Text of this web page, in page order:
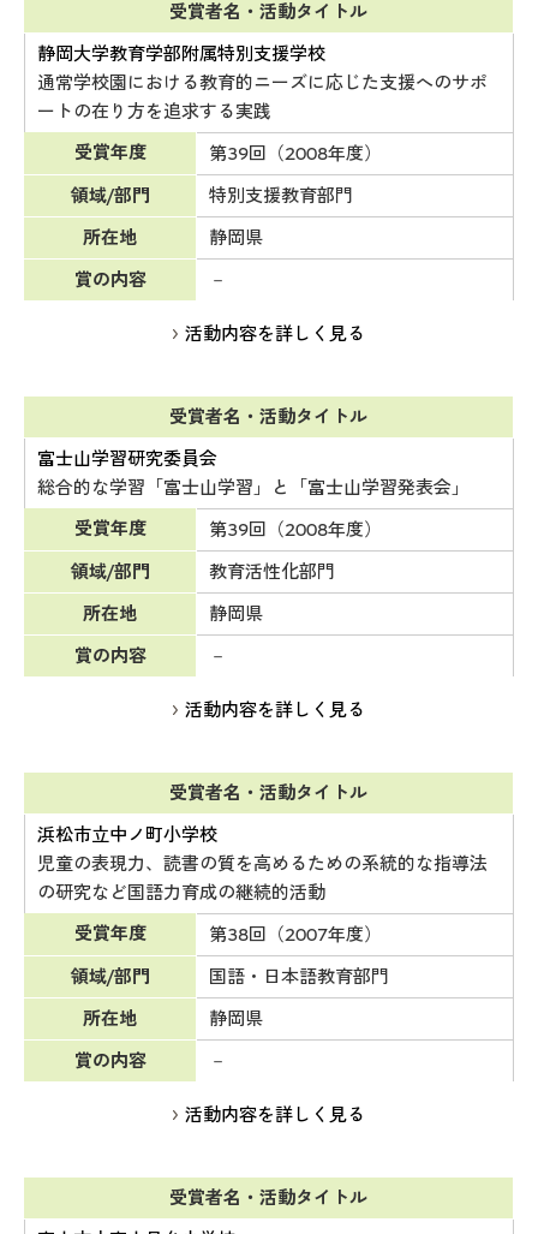
受賞者名・活動タイトル
静岡大学教育学部附属特別支援学校
通常学校園における教育的ニーズに応じた支援へのサポ
ートの在り方を追求する実践
受賞年度
第39回（2008年度）
領域/部門
特別支援教育部門
所在地
静岡県
賞の内容
－
活動内容を詳しく見る
受賞者名・活動タイトル
富士山学習研究委員会
総合的な学習「富士山学習」と「富士山学習発表会」
受賞年度
第39回（2008年度）
領域/部門
教育活性化部門
所在地
静岡県
賞の内容
－
活動内容を詳しく見る
受賞者名・活動タイトル
浜松市立中ノ町小学校
児童の表現力、読書の質を高めるための系統的な指導法
の研究など国語力育成の継続的活動
受賞年度
第38回（2007年度）
領域/部門
国語・日本語教育部門
所在地
静岡県
賞の内容
－
活動内容を詳しく見る
受賞者名・活動タイトル